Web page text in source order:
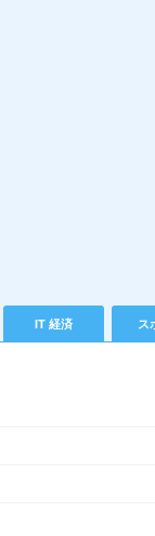
IT 経済 ス